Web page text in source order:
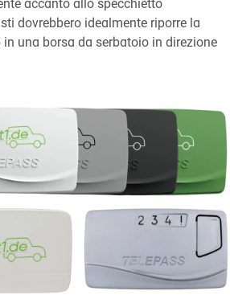
accanto allo specchietto
dovrebbero idealmente riporre la
una borsa da serbatoio in direzione